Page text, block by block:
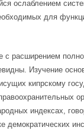
ослаблением
для
с расширением
Изучение
кипрскому
индексах,
демократических